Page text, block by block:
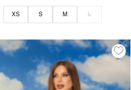
XS S M L